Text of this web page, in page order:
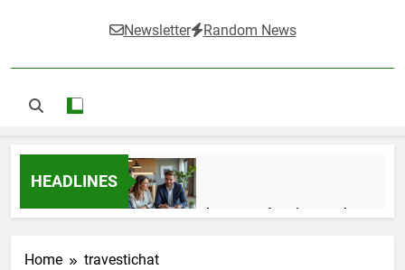
Newsletter Random News
HEADLINES
Guide complet pour réussir un achat
1 Semaine Ago
Home travestichat